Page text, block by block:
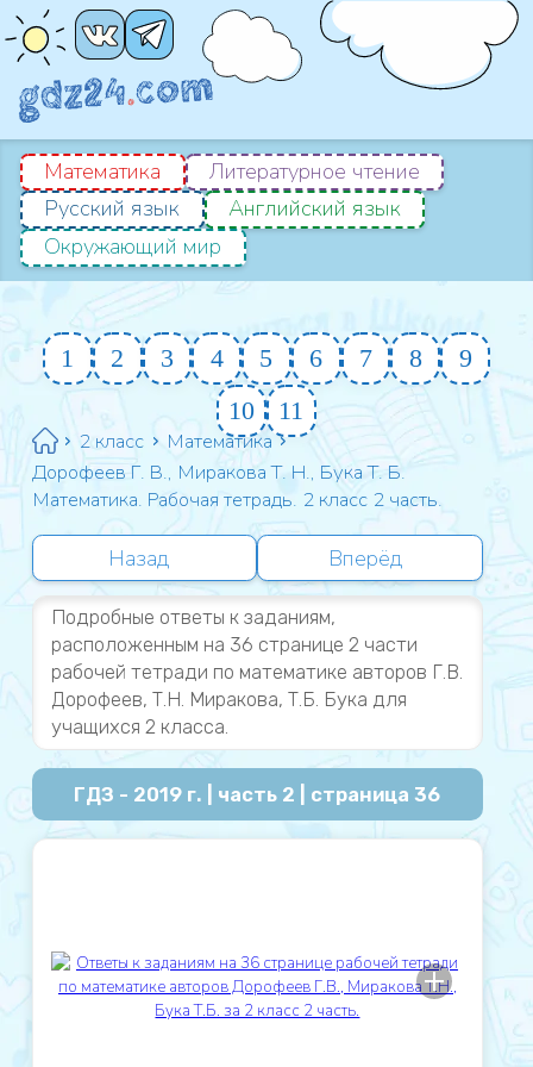
Математика
Литературное чтение
Русский язык
Английский язык
Окружающий мир
1 2 3 4 5 6 7 8
9
10
11
2 класс
Математика
Дорофеев Г. В., Миракова Т. Н., Бука Т. Б.
Математика. Рабочая тетрадь. 2 класс 2 часть.
Назад Вперёд
Подробные ответы к заданиям,
расположенным на 36 странице 2 части
рабочей тетради по математике авторов Г.В.
Дорофеев, Т.Н. Миракова, Т.Б. Бука для
учащихся 2 класса.
ГДЗ - 2019 г. | часть 2 | страница 36